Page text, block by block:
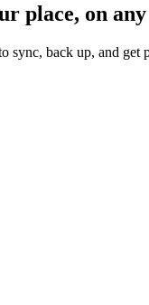
place, on
sync, back up, and get